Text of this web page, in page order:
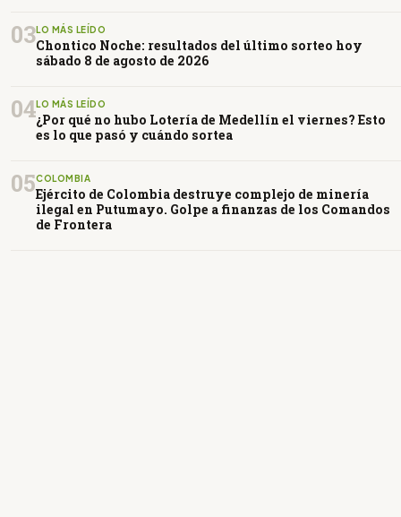
03LO MÁS LEÍDO
Chontico Noche: resultados del último sorteo hoy
sábado 8 de agosto de 2026
04LO MÁS LEÍDO
¿Por qué no hubo Lotería de Medellín el viernes? Esto
es lo que pasó y cuándo sortea
05COLOMBIA
Ejército de Colombia destruye complejo de minería
ilegal en Putumayo. Golpe a finanzas de los Comandos
de Frontera